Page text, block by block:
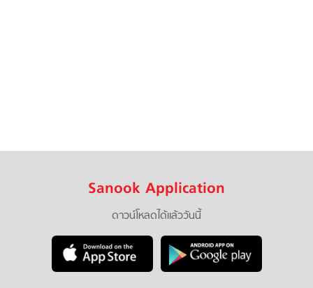
Sanook Application
ดาวน์โหลดได้แล้ววันนี้